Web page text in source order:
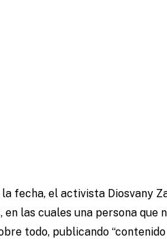
fecha, el activista Diosvany
en las cuales una persona
todo, publicando